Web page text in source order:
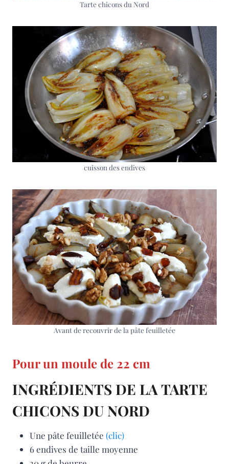
Tarte chicons du Nord
cuisson des endives
Avant de recouvrir de la pâte feuilletée
Pour un moule de 22 cm
INGRÉDIENTS DE LA TARTE
CHICONS DU NORD
Une pâte feuilletée (clic)
6 endives de taille moyenne